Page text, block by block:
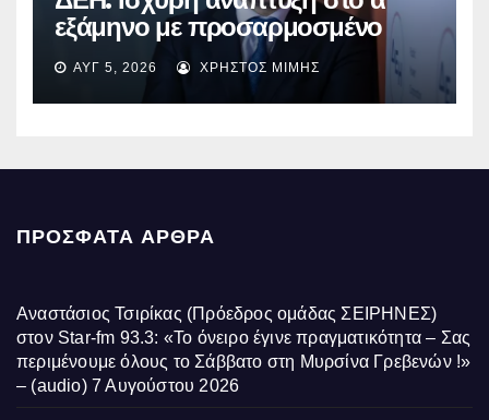
εξάμηνο με προσαρμοσμένο
EBITDA στα €1,2 δισ.
ΑΥΓ 5, 2026 ΧΡΉΣΤΟΣ ΜΊΜΗΣ
ΠΡΌΣΦΑΤΑ ΆΡΘΡΑ
Αναστάσιος Τσιρίκας (Πρόεδρος ομάδας ΣΕΙΡΗΝΕΣ)
στον Star-fm 93.3: «Το όνειρο έγινε πραγματικότητα – Σας
περιμένουμε όλους το Σάββατο στη Μυρσίνα Γρεβενών !»
– (audio) 7 Αυγούστου 2026